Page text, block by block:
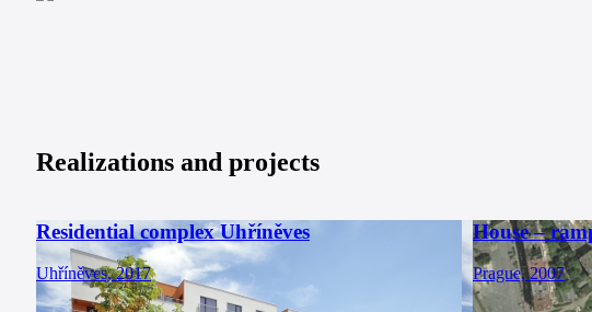
Realizations and projects
Residential complex Uhříněves
Uhříněves, 2017
House –
Prague, 2007